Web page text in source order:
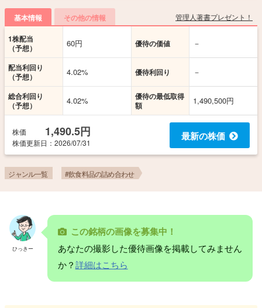
基本情報 その他の情報 管理人著書プレゼント！
1株配当
（予想）
60円 優待の価値 －
配当利回り
（予想）
4.02% 優待利回り －
総合利回り
（予想）
4.02%
優待の最低取得
額
1,490,500円
株価 1,490.5円
株価更新日 ：2026/07/31
最新の株価
ジャンル一覧 #飲食料品の詰め合わせ
ひっきー
この銘柄の画像を募集中！
あなたの撮影した優待画像を掲載してみません
か？詳細はこちら